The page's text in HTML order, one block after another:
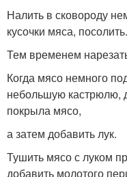
Налить в сковороду
кусочки мяса, посолить.
Тем временем
Когда мясо немного
небольшую кастрюлю,
покрыла мясо,
а затем добавить лук.
Тушить мясо с луком
добавить молотого